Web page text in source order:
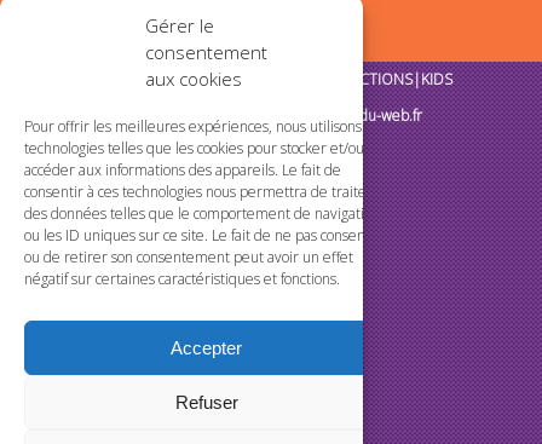
Gérer le
consentement
aux cookies
Pour offrir les meilleures expériences, nous utilisons des
technologies telles que les cookies pour stocker et/ou
accéder aux informations des appareils. Le fait de
consentir à ces technologies nous permettra de traiter
des données telles que le comportement de navigation
ou les ID uniques sur ce site. Le fait de ne pas consentir
ou de retirer son consentement peut avoir un effet
négatif sur certaines caractéristiques et fonctions.
Accepter
Refuser
Tous droits réservés @2018 TMP PRODUCTIONS|KIDS
Création de sites internet :
la-citrine-du-web.fr